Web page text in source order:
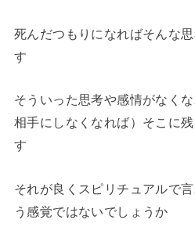
死んだつもりになればそんな
す
そういった思考や感情がなく
相手にしなくなれば）そこに
す
それが良くスピリチュアルで
う感覚ではないでしょうか